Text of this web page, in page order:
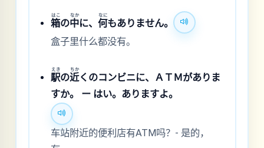
箱
はこ
の中
なか
に、何
なに
もありません。
盒子里什么都没有。
駅
えき
の近
ちか
くのコンビニに、ＡＴＭがありま
すか。 ー はい。ありますよ。
车站附近的便利店有ATM吗？- 是的，